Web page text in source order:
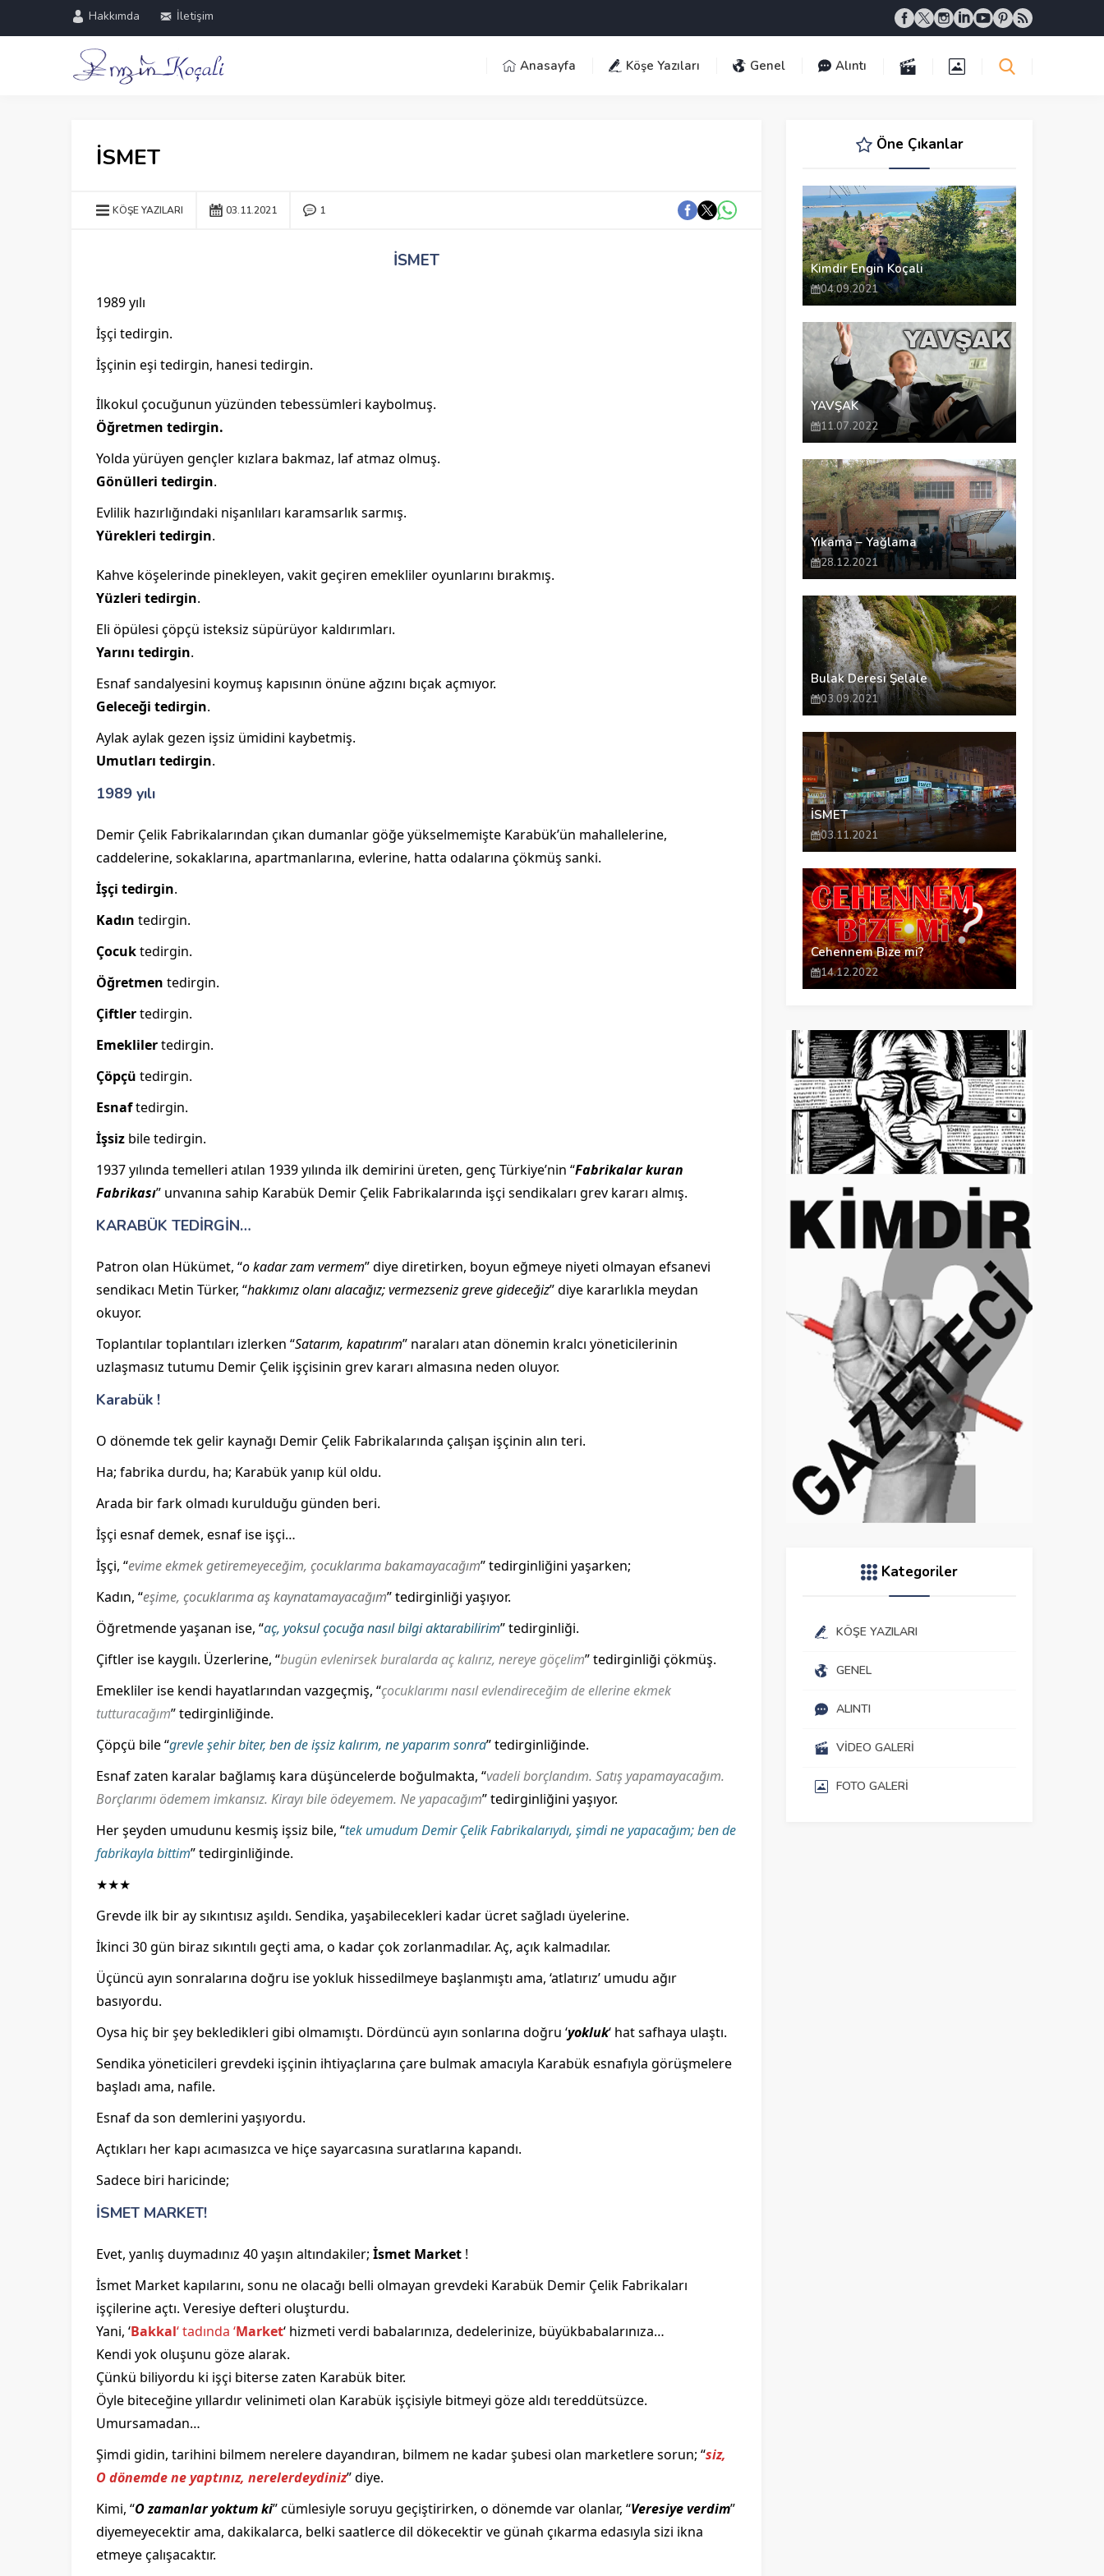
Hakkımda İletişim
Anasayfa Köşe Yazıları Genel Alıntı
İSMET
KÖŞE YAZILARI 03.11.2021 1
İSMET
1989 yılı
İşçi tedirgin.
İşçinin eşi tedirgin, hanesi tedirgin.
İlkokul çocuğunun yüzünden tebessümleri kaybolmuş.
Öğretmen tedirgin.
Yolda yürüyen gençler kızlara bakmaz, laf atmaz olmuş.
Gönülleri tedirgin.
Evlilik hazırlığındaki nişanlıları karamsarlık sarmış.
Yürekleri tedirgin.
Kahve köşelerinde pinekleyen, vakit geçiren emekliler oyunlarını bırakmış.
Yüzleri tedirgin.
Eli öpülesi çöpçü isteksiz süpürüyor kaldırımları.
Yarını tedirgin.
Esnaf sandalyesini koymuş kapısının önüne ağzını bıçak açmıyor.
Geleceği tedirgin.
Aylak aylak gezen işsiz ümidini kaybetmiş.
Umutları tedirgin.
1989 yılı
Demir Çelik Fabrikalarından çıkan dumanlar göğe yükselmemişte Karabük’ün mahallelerine,
caddelerine, sokaklarına, apartmanlarına, evlerine, hatta odalarına çökmüş sanki.
İşçi tedirgin.
Kadın tedirgin.
Çocuktedirgin.
Öğretmen tedirgin.
Çiftlertedirgin.
Emeklilertedirgin.
Çöpçü tedirgin.
Esnaftedirgin.
İşsiz bile tedirgin.
1937 yılında temelleri atılan 1939 yılında ilk demirini üreten, genç Türkiye’nin “Fabrikalar kuran
Fabrikası” unvanına sahip Karabük Demir Çelik Fabrikalarında işçi sendikaları grev kararı almış.
KARABÜK TEDİRGİN…
Patron olan Hükümet, “o kadar zam vermem” diye diretirken, boyun eğmeye niyeti olmayan efsanevi
sendikacı Metin Türker, “hakkımız olanı alacağız; vermezseniz greve gideceğiz” diye kararlıkla meydan
okuyor.
Toplantılar toplantıları izlerken “Satarım, kapatırım” naraları atan dönemin kralcı yöneticilerinin
uzlaşmasız tutumu Demir Çelik işçisinin grev kararı almasına neden oluyor.
Karabük !
O dönemde tek gelir kaynağı Demir Çelik Fabrikalarında çalışan işçinin alın teri.
Ha; fabrika durdu, ha; Karabük yanıp kül oldu.
Arada bir fark olmadı kurulduğu günden beri.
İşçi esnaf demek, esnaf ise işçi…
İşçi, “evime ekmek getiremeyeceğim, çocuklarıma bakamayacağım” tedirginliğini yaşarken;
Kadın, “eşime, çocuklarıma aş kaynatamayacağım” tedirginliği yaşıyor.
Öğretmende yaşanan ise, “aç, yoksul çocuğa nasıl bilgi aktarabilirim” tedirginliği.
Çiftler ise kaygılı. Üzerlerine, “bugün evlenirsek buralarda aç kalırız, nereye göçelim” tedirginliği çökmüş.
Emekliler ise kendi hayatlarından vazgeçmiş, “çocuklarımı nasıl evlendireceğim de ellerine ekmek
tutturacağım” tedirginliğinde.
Çöpçü bile “grevle şehir biter, ben de işsiz kalırım, ne yaparım sonra” tedirginliğinde.
Esnaf zaten karalar bağlamış kara düşüncelerde boğulmakta, “vadeli borçlandım. Satış yapamayacağım.
Borçlarımı ödemem imkansız. Kirayı bile ödeyemem. Ne yapacağım” tedirginliğini yaşıyor.
Her şeyden umudunu kesmiş işsiz bile, “tek umudum Demir Çelik Fabrikalarıydı, şimdi ne yapacağım; ben de
fabrikayla bittim” tedirginliğinde.
★★★
Grevde ilk bir ay sıkıntısız aşıldı. Sendika, yaşabilecekleri kadar ücret sağladı üyelerine.
İkinci 30 gün biraz sıkıntılı geçti ama, o kadar çok zorlanmadılar. Aç, açık kalmadılar.
Üçüncü ayın sonralarına doğru ise yokluk hissedilmeye başlanmıştı ama, ‘atlatırız’ umudu ağır
basıyordu.
Oysa hiç bir şey bekledikleri gibi olmamıştı. Dördüncü ayın sonlarına doğru ‘yokluk‘ hat safhaya ulaştı.
Sendika yöneticileri grevdeki işçinin ihtiyaçlarına çare bulmak amacıyla Karabük esnafıyla görüşmelere
başladı ama, nafile.
Esnaf da son demlerini yaşıyordu.
Açtıkları her kapı acımasızca ve hiçe sayarcasına suratlarına kapandı.
Sadece biri haricinde;
İSMET MARKET!
Evet, yanlış duymadınız 40 yaşın altındakiler; İsmet Market !
İsmet Market kapılarını, sonu ne olacağı belli olmayan grevdeki Karabük Demir Çelik Fabrikaları
işçilerine açtı. Veresiye defteri oluşturdu.
Yani, ‘Bakkal‘ tadında ‘Market‘ hizmeti verdi babalarınıza, dedelerinize, büyükbabalarınıza…
Kendi yok oluşunu göze alarak.
Çünkü biliyordu ki işçi biterse zaten Karabük biter.
Öyle biteceğine yıllardır velinimeti olan Karabük işçisiyle bitmeyi göze aldı tereddütsüzce.
Umursamadan…
Şimdi gidin, tarihini bilmem nerelere dayandıran, bilmem ne kadar şubesi olan marketlere sorun; “siz,
O dönemde ne yaptınız, nerelerdeydiniz” diye.
Kimi, “O zamanlar yoktum ki” cümlesiyle soruyu geçiştirirken, o dönemde var olanlar, “Veresiye verdim”
diyemeyecektir ama, dakikalarca, belki saatlerce dil dökecektir ve günah çıkarma edasıyla sizi ikna
etmeye çalışacaktır.
Öne Çıkanlar
Kimdir Engin Koçali
04.09.2021
YAVŞAK
11.07.2022
Yıkama – Yağlama
28.12.2021
Bulak Deresi Şelale
03.09.2021
İSMET
03.11.2021
Cehennem Bize mi?
14.12.2022
Kategoriler
KÖŞE YAZILARI
GENEL
ALINTI
VIDEO GALERI
FOTO GALERI